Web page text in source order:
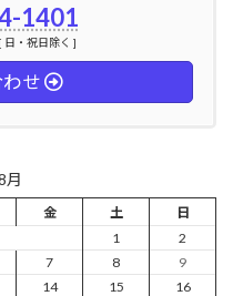
1401
・祝日除く ]
せ
月
金 土
日
1
2
7 8
9
14 15
16